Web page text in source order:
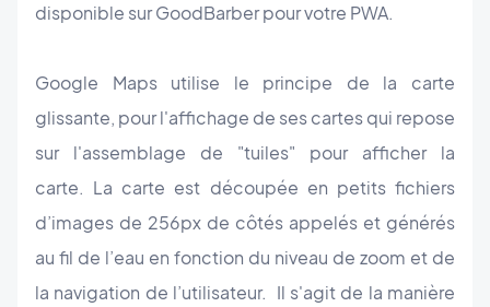
disponible sur GoodBarber pour votre PWA.
Google Maps utilise le principe de la carte
glissante, pour l'affichage de ses cartes qui repose
sur l'assemblage de "tuiles" pour afficher la
carte. La carte est découpée en petits fichiers
d’images de 256px de côtés appelés et générés
au fil de l’eau en fonction du niveau de zoom et de
la navigation de l’utilisateur. Il s'agit de la manière